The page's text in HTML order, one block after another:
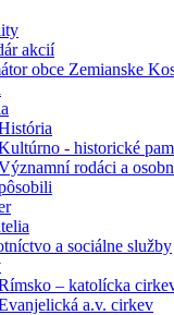
akcií
obce Zemianske
- historické
rodáci a
a sociálne služby
– katolícka
a.v. cirkev